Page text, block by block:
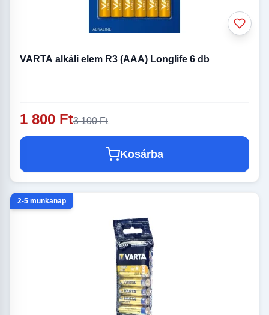
VARTA alkáli elem R3 (AAA) Longlife 6 db
1 800 Ft3 100 Ft
Kosárba
2-5 munkanap